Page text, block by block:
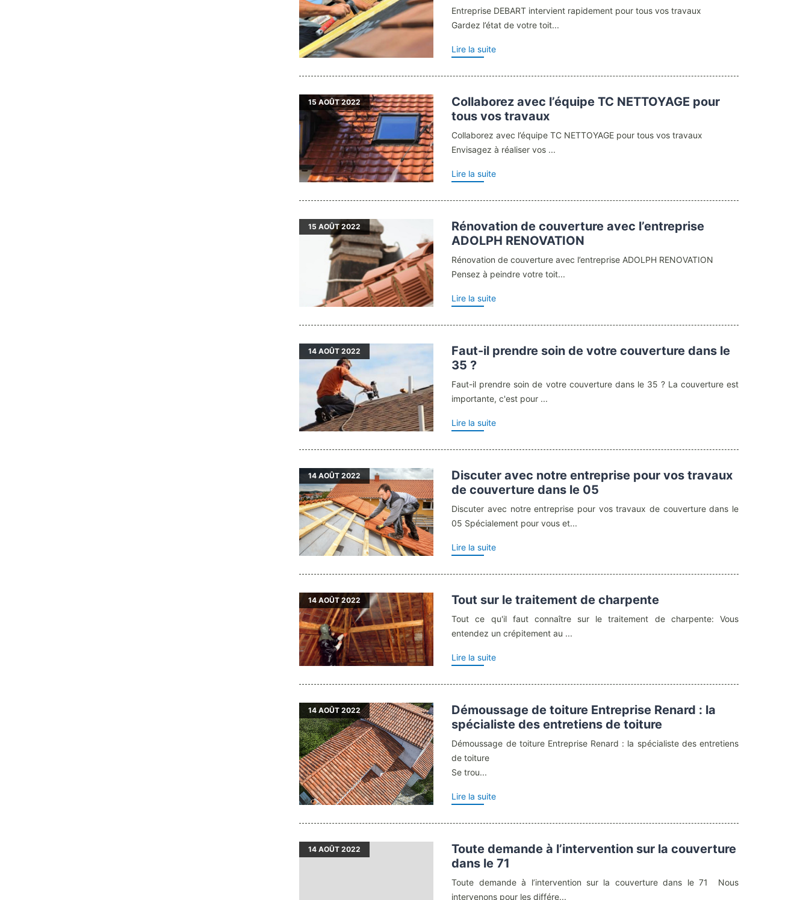
Entreprise DEBART intervient rapidement pour tous vos travaux
Gardez l’état de votre toit...
Lire la suite
15 AOÛT 2022
Collaborez avec l’équipe TC NETTOYAGE pour
tous vos travaux
Collaborez avec l’équipe TC NETTOYAGE pour tous vos travaux
Envisagez à réaliser vos ...
Lire la suite
15 AOÛT 2022
Rénovation de couverture avec l’entreprise
ADOLPH RENOVATION
Rénovation de couverture avec l’entreprise ADOLPH RENOVATION
Pensez à peindre votre toit...
Lire la suite
14 AOÛT 2022
Faut-il prendre soin de votre couverture dans le
35 ?
Faut-il prendre soin de votre couverture dans le 35 ? La couverture est
importante, c'est pour ...
Lire la suite
14 AOÛT 2022
Discuter avec notre entreprise pour vos travaux
de couverture dans le 05
Discuter avec notre entreprise pour vos travaux de couverture dans le
05 Spécialement pour vous et...
Lire la suite
14 AOÛT 2022 Tout sur le traitement de charpente
Tout ce qu'il faut connaître sur le traitement de charpente: Vous
entendez un crépitement au ...
Lire la suite
14 AOÛT 2022
Démoussage de toiture Entreprise Renard : la
spécialiste des entretiens de toiture
Démoussage de toiture Entreprise Renard : la spécialiste des entretiens
de toiture
Se trou...
Lire la suite
14 AOÛT 2022
Toute demande à l’intervention sur la couverture
dans le 71
Toute demande à l’intervention sur la couverture dans le 71 Nous
intervenons pour les différe...